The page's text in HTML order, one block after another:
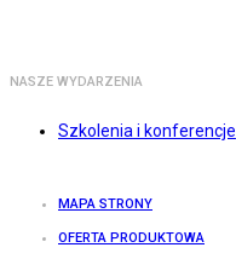
NASZE WYDARZENIA
Szkolenia i konferencje
MAPA STRONY
OFERTA PRODUKTOWA